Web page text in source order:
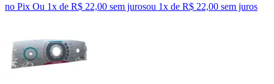
no Pix Ou 1x de R$ 22,00 sem jurosou 1x de R$ 22,00 sem juros